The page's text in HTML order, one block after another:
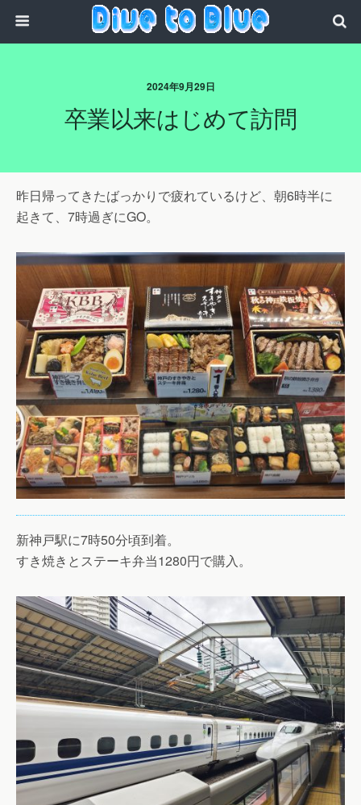
2024年9月29日
卒業以来はじめて訪問
昨日帰ってきたばっかりで疲れているけど、朝6時半に
起きて、7時過ぎにGO。
新神戸駅に7時50分頃到着。
すき焼きとステーキ弁当1280円で購入。